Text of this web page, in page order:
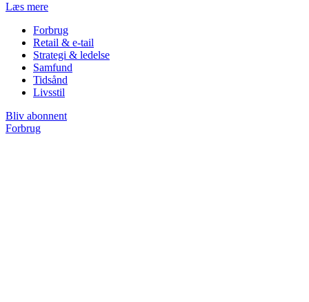
Læs mere
Forbrug
Retail & e-tail
Strategi & ledelse
Samfund
Tidsånd
Livsstil
Bliv abonnent
Forbrug